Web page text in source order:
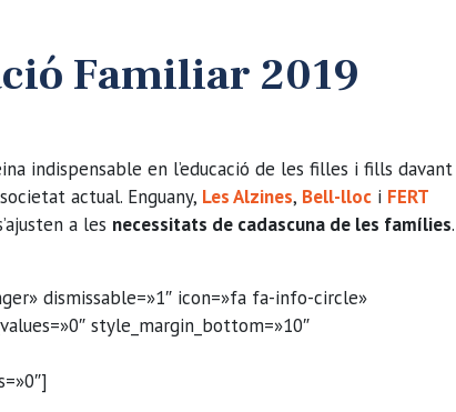
Familiar 2019
indispensable en l’educació de les filles i fills davant
actual. Enguany, Les Alzines, Bell-lloc i FERT
a les necessitats de cadascuna de les famílies.
dismissable=»1″ icon=»fa fa-info-circle»
style_margin_bottom=»10″